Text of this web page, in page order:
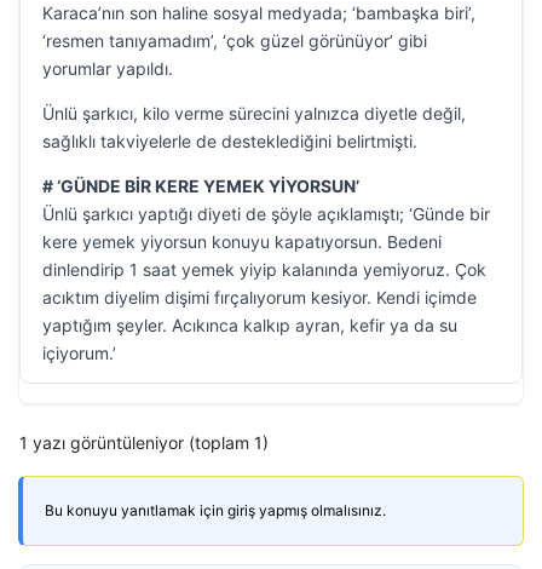
Karaca’nın son haline sosyal medyada; ‘bambaşka biri’,
‘resmen tanıyamadım’, ‘çok güzel görünüyor’ gibi
yorumlar yapıldı.
Ünlü şarkıcı, kilo verme sürecini yalnızca diyetle değil,
sağlıklı takviyelerle de desteklediğini belirtmişti.
# ‘GÜNDE BİR KERE YEMEK YİYORSUN’
Ünlü şarkıcı yaptığı diyeti de şöyle açıklamıştı; ‘Günde bir
kere yemek yiyorsun konuyu kapatıyorsun. Bedeni
dinlendirip 1 saat yemek yiyip kalanında yemiyoruz. Çok
acıktım diyelim dişimi fırçalıyorum kesiyor. Kendi içimde
yaptığım şeyler. Acıkınca kalkıp ayran, kefir ya da su
içiyorum.’
1 yazı görüntüleniyor (toplam 1)
Bu konuyu yanıtlamak için giriş yapmış olmalısınız.